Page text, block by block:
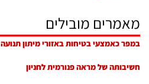
מאמרים מובילים
במפר כאמצעי בטיחות באזורי מיתון תנועה
חשיבותה של מראה פנורמית לחניון